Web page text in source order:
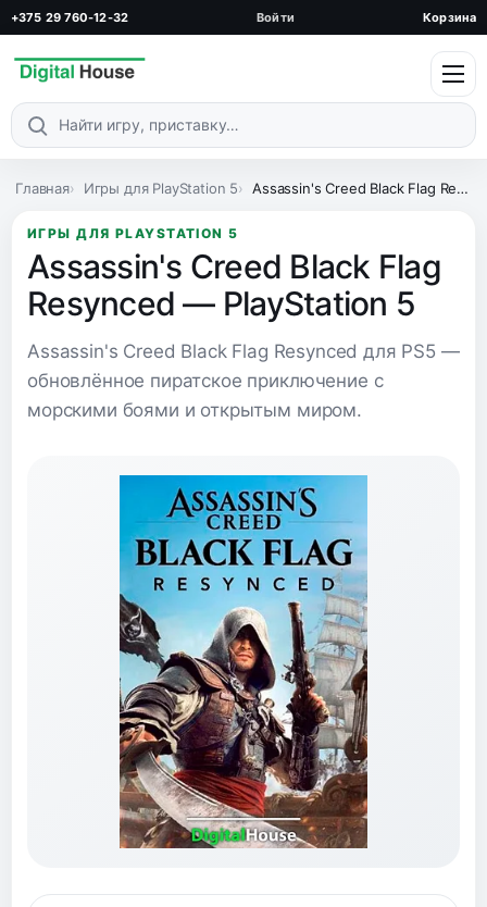
+375 29 760-12-32 Войти Корзина
Поиск по каталогу
Главная Игры для PlayStation 5 Assassin's Creed Black Flag Resynced — PlayStation 5
ИГРЫ ДЛЯ PLAYSTATION 5
Assassin's Creed Black Flag
Resynced — PlayStation 5
Assassin's Creed Black Flag Resynced для PS5 —
обновлённое пиратское приключение с
морскими боями и открытым миром.